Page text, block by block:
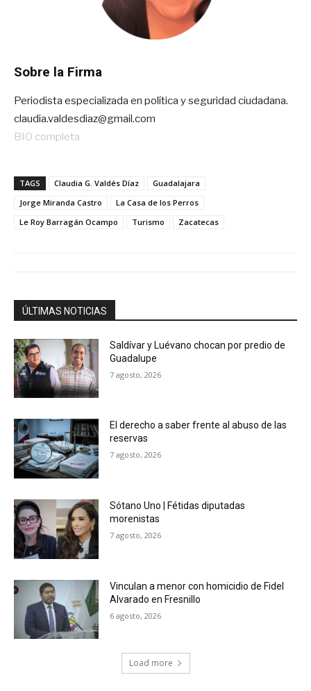
Sobre la Firma
Periodista especializada en política y seguridad ciudadana.
claudia.valdesdiaz@gmail.com
BIO completa
TAGS Claudia G. Valdés Díaz
Guadalajara
Jorge Miranda Castro
La Casa de los Perros
Le Roy Barragán Ocampo
Turismo Zacatecas
ÚLTIMAS NOTICIAS
Saldívar y Luévano chocan por predio de
Guadalupe
7 agosto, 2026
El derecho a saber frente al abuso de las
reservas
7 agosto, 2026
Sótano Uno | Fétidas diputadas
morenistas
7 agosto, 2026
Vinculan a menor con homicidio de Fidel
Alvarado en Fresnillo
6 agosto, 2026
Load more